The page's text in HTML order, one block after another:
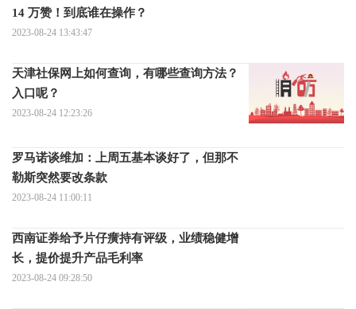
14 万赞！到底谁在操作？
2023-08-24 13:43:47
天津社保网上如何查询，有哪些查询方法？
入口呢？
2023-08-24 12:23:26
罗马诺谈维加：上周五基本谈好了，但那不
勒斯突然要改条款
2023-08-24 11:00:11
西南证券给予片仔癀持有评级，业绩稳健增
长，提价提升产品毛利率
2023-08-24 09:28:50